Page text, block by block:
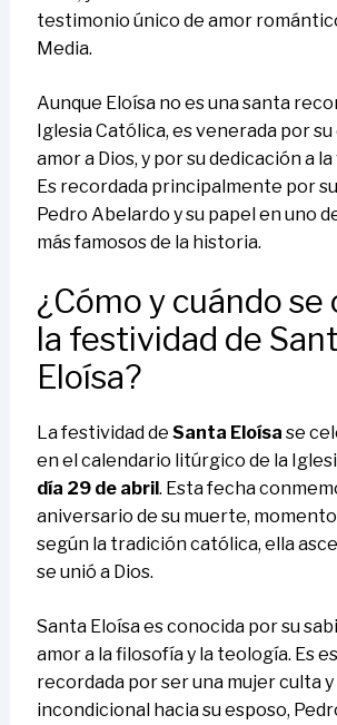
testimonio único de amor
Media.
Aunque Eloísa no es una santa
Iglesia Católica, es venerada por
amor a Dios, y por su dedicación a
Es recordada principalmente por
Pedro Abelardo y su papel en uno
más famosos de la historia.
¿Cómo y cuándo se
la festividad de
Eloísa?
La festividad de Santa Eloísa se
en el calendario litúrgico de la
día 29 de abril . Esta fecha
aniversario de su muerte, momento
según la tradición católica, ella
se unió a Dios.
Santa Eloísa es conocida por su
amor a la filosofía y la teología. Es
recordada por ser una mujer culta
incondicional hacia su esposo,